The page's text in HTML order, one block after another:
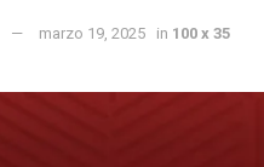
marzo 19, 2025 in 100 x 35